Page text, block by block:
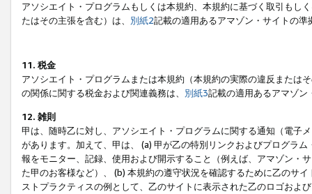
アソシエイト・プログラムもしくは本規約、本規約に基づく取引もし
たはその主張を含む）は、 別紙2記載の適用あるアマゾン・サイトの
11. 税金
アソシエイト・プログラムまたは本規約（本規約の実際の違反または
の関係に関する税金および関連義務は、 別紙3記載の適用あるアマゾン
12. 雑則
甲は、随時乙に対し、アソシエイト・プログラムに関する通知（電子
があります。加えて、甲は、 (a) 甲が乙の特別リンクおよびプログラ
報をモニター、記録、使用および開示すること（例えば、アマゾン・
た甲のお客様など）、 (b) 本規約の遵守状況を確認するために乙のサ
ストプラクティスの例として、乙のサイトに表示された乙のロゴおよ